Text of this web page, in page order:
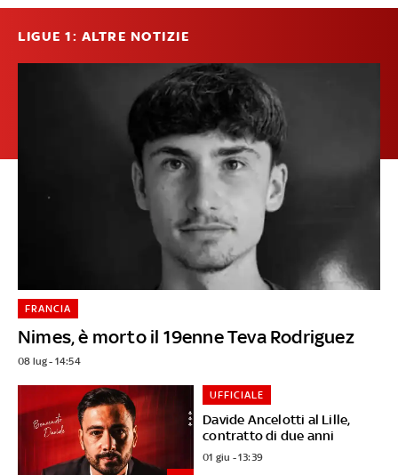
LIGUE 1: ALTRE NOTIZIE
Nimes, è morto il 19enne Teva Rodriguez
FRANCIA
08 lug - 14:54
Davide Ancelotti al Lille,
contratto di due anni
UFFICIALE
01 giu - 13:39